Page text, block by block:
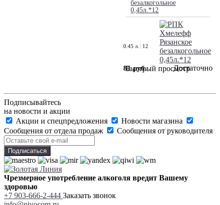
безалкогольное
0,45л.*12
Быстрый просмотр
0.45 л. 12
81 руб. Достаточно
Подписывайтесь
на новости и акции
Акции и спецпредложения
Новости магазина
Сообщения от отдела продаж
Сообщения от руководителя
Чрезмерное употребление алкоголя вредит Вашему
здоровью
+7 903-666-2-444 Заказать звонок